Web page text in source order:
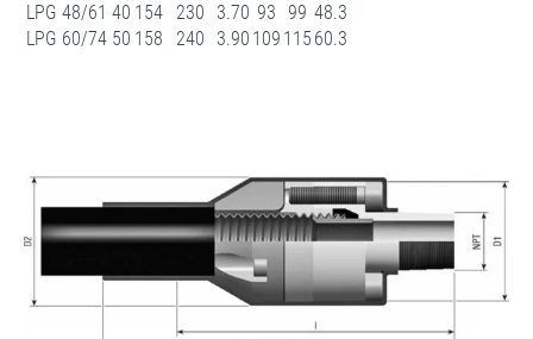
LPG 48/61 40 154 230 3.70 93 99 48.3
LPG 60/74 50 158 240 3.90 109 115 60.3